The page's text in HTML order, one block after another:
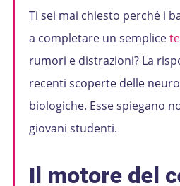
Ti sei mai chiesto perché i
a completare un semplice
rumori e distrazioni? La
recenti scoperte delle
biologiche. Esse spiegano
Il motore del